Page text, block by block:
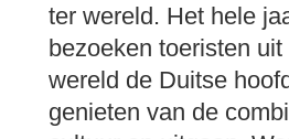
ter wereld. Het hele
bezoeken toeristen
wereld de Duitse
genieten van de